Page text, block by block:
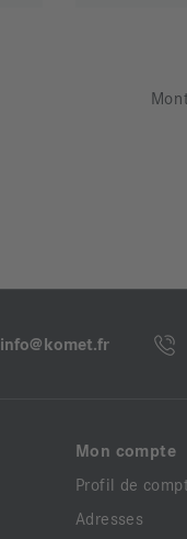
info@komet.fr
Mon compte
Profil de
Adresses